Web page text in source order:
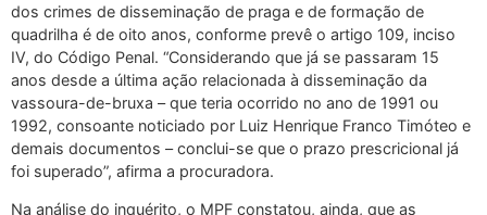
dos crimes de disseminação de praga e de formação de
quadrilha é de oito anos, conforme prevê o artigo 109, inciso
IV, do Código Penal. “Considerando que já se passaram 15
anos desde a última ação relacionada à disseminação da
vassoura-de-bruxa – que teria ocorrido no ano de 1991 ou
1992, consoante noticiado por Luiz Henrique Franco Timóteo e
demais documentos – conclui-se que o prazo prescricional já
foi superado”, afirma a procuradora.
Na análise do inquérito, o MPF constatou, ainda, que as